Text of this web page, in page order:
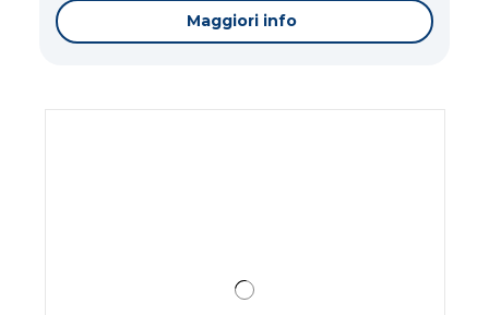
Maggiori info